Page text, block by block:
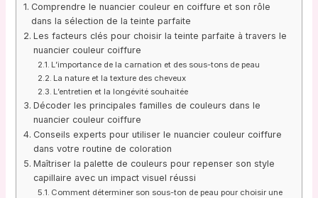
Comprendre le nuancier couleur en coiffure et son rôle
dans la sélection de la teinte parfaite
Les facteurs clés pour choisir la teinte parfaite à travers le
nuancier couleur coiffure
L’importance de la carnation et des sous-tons de peau
La nature et la texture des cheveux
L’entretien et la longévité souhaitée
Décoder les principales familles de couleurs dans le
nuancier couleur coiffure
Conseils experts pour utiliser le nuancier couleur coiffure
dans votre routine de coloration
Maîtriser la palette de couleurs pour repenser son style
capillaire avec un impact visuel réussi
Comment déterminer son sous-ton de peau pour choisir une